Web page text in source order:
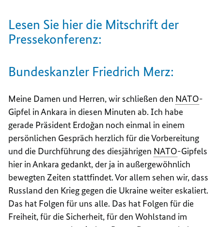
Lesen Sie hier die Mitschrift der
Pressekonferenz:
Bundeskanzler Friedrich Merz:
Meine Damen und Herren, wir schließen den NATO-
Gipfel in Ankara in diesen Minuten ab. Ich habe
gerade Präsident Erdoğan noch einmal in einem
persönlichen Gespräch herzlich für die Vorbereitung
und die Durchführung des diesjährigen NATO-Gipfels
hier in Ankara gedankt, der ja in außergewöhnlich
bewegten Zeiten stattfindet. Vor allem sehen wir, dass
Russland den Krieg gegen die Ukraine weiter eskaliert.
Das hat Folgen für uns alle. Das hat Folgen für die
Freiheit, für die Sicherheit, für den Wohlstand im